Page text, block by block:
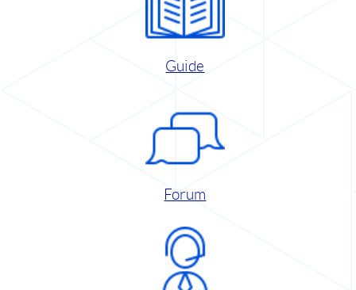
Guide
Forum